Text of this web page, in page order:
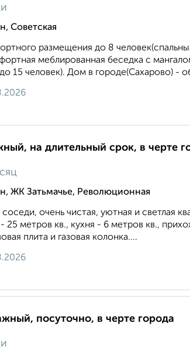
Советская
размещения до 8
меблированная беседка с
15 человек). Дом в городе(Сахарово) -
на длительный срок, в черте
ЖК Затьмачье, Революционная
очень чистая, уютная и светлая
25 метров кв., кухня - 6 метров кв.,
плита и газовая колонка....
посуточно, в черте города